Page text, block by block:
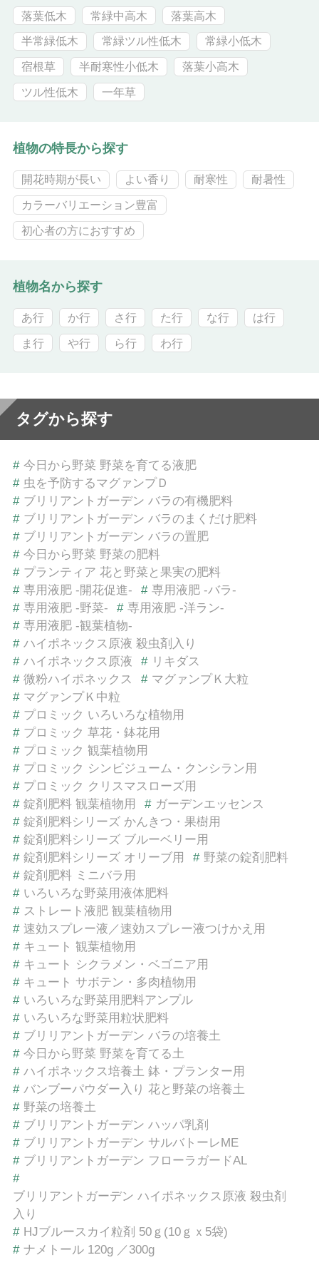
落葉低木 常緑中高木 落葉高木
半常緑低木 常緑ツル性低木 常緑小低木
宿根草 半耐寒性小低木 落葉小高木
ツル性低木 一年草
植物の特長から探す
開花時期が長い よい香り 耐寒性 耐暑性
カラーバリエーション豊富
初心者の方におすすめ
植物名から探す
あ行 か行 さ行 た行 な行 は行
ま行 や行 ら行 わ行
タグから探す
# 今日から野菜 野菜を育てる液肥
# 虫を予防するマグァンプＤ
# ブリリアントガーデン バラの有機肥料
# ブリリアントガーデン バラのまくだけ肥料
# ブリリアントガーデン バラの置肥
# 今日から野菜 野菜の肥料
# プランティア 花と野菜と果実の肥料
# 専用液肥 -開花促進- # 専用液肥 -バラ-
# 専用液肥 -野菜- # 専用液肥 -洋ラン-
# 専用液肥 -観葉植物-
# ハイポネックス原液 殺虫剤入り
# ハイポネックス原液 # リキダス
# 微粉ハイポネックス # マグァンプＫ大粒
# マグァンプＫ中粒
# プロミック いろいろな植物用
# プロミック 草花・鉢花用
# プロミック 観葉植物用
# プロミック シンビジューム・クンシラン用
# プロミック クリスマスローズ用
# 錠剤肥料 観葉植物用 # ガーデンエッセンス
# 錠剤肥料シリーズ かんきつ・果樹用
# 錠剤肥料シリーズ ブルーベリー用
# 錠剤肥料シリーズ オリーブ用 # 野菜の錠剤肥料
# 錠剤肥料 ミニバラ用
# いろいろな野菜用液体肥料
# ストレート液肥 観葉植物用
# 速効スプレー液／速効スプレー液つけかえ用
# キュート 観葉植物用
# キュート シクラメン・ベゴニア用
# キュート サボテン・多肉植物用
# いろいろな野菜用肥料アンプル
# いろいろな野菜用粒状肥料
# ブリリアントガーデン バラの培養土
# 今日から野菜 野菜を育てる土
# ハイポネックス培養土 鉢・プランター用
# バンブーパウダー入り 花と野菜の培養土
# 野菜の培養土
# ブリリアントガーデン ハッパ乳剤
# ブリリアントガーデン サルバトーレME
# ブリリアントガーデン フローラガードAL
#
ブリリアントガーデン ハイポネックス原液 殺虫剤
入り
# HJブルースカイ粒剤 50ｇ(10ｇｘ5袋)
# ナメトール 120g ／300g